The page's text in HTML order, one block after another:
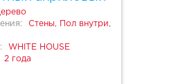
Стены, Пол внутри,
WHITE HOUSE
2 года